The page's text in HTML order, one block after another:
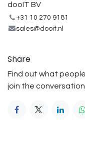
dooIT BV
+31 10 270 9181
sales@dooit.nl
Share
Find out what
join the conversation.